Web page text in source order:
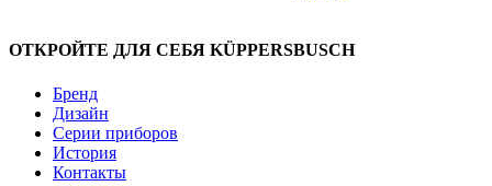
ОТКРОЙТЕ ДЛЯ СЕБЯ KÜPPERSBUSCH
Бренд
Дизайн
Серии приборов
История
Контакты